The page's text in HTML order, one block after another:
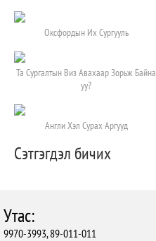
Оксфордын Их Сургууль
Та Сургалтын Виз Авахаар Зорьж Байна
уу?
Англи Хэл Сурах Аргууд
Сэтгэгдэл бичих
Утас:
9970-3993, 89-011-011